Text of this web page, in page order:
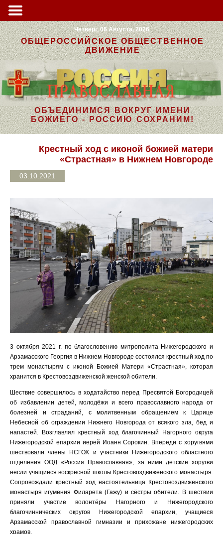
Четверг, 06 Августа, 2026
ОБЩЕРОССИЙСКОЕ ОБЩЕСТВЕННОЕ
ДВИЖЕНИЕ
ОБЪЕДИНИМСЯ ВОКРУГ ИМЕНИ
БОЖИЕГО - РОССИЮ СОХРАНИМ!
Крестный ход с иконой божией матери
«Страстная» в Нижнем Новгороде
03.10.2021
3 октября 2021 г. по благословению митрополита Нижегородского и
Арзамасского Георгия в Нижнем Новгороде состоялся крестный ход по
трем монастырям с иконой Божией Матери «Страстная», которая
хранится в Крестовоздвиженской женской обители.
Шествие совершилось в ходатайство перед Пресвятой Богородицей
об избавлении детей, молодёжи и всего православного народа от
болезней и страданий, с молитвенным обращением к Царице
Небесной об ограждении Нижнего Новгорода от всякого зла, бед и
напастей. Возглавлял крестный ход благочинный Нагорного округа
Нижегородской епархии иерей Иоанн Сорокин. Впереди с хоругвями
шествовали члены НСГОХ и участники Нижегородского областного
отделения ООД «Россия Православная», за ними детские хоругви
несли учащиеся воскресной школы Крестовоздвиженского монастыря.
Сопровождали крестный ход настоятельница Крестовоздвиженского
монастыря игумения Филарета (Гажу) и сёстры обители. В шествии
приняли участие волонтёры Нагорного и Нижегородского
благочиннических округов Нижегородской епархии, учащиеся
Арзамасской православной гимназии и прихожане нижегородских
храмов.